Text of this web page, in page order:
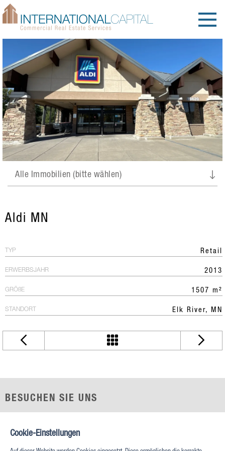
Aldi MN
TYP Retail
ERWERBSJAHR 2013
GRÖßE 1507 m²
STANDORT Elk River, MN
BESUCHEN SIE UNS
5151 Belt Line Rd, Suite 715
Dallas, TX 75254
Cookie-Einstellungen